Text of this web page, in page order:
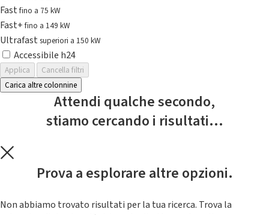
Fastfino a 75 kW
Fast+fino a 149 kW
Ultrafast superiori a 150 kW
Accessibile h24
Applica
Cancella filtri
Carica altre colonnine
Attendi qualche secondo,
stiamo cercando i risultati...
Prova a esplorare altre opzioni.
Non abbiamo trovato risultati per la tua ricerca. Trova la